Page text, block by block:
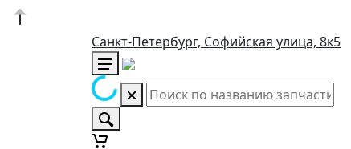
Санкт-Петербург, Софийская улица, 8к5